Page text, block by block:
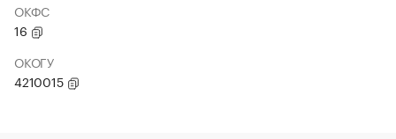
ОКФС
16
ОКОГУ
4210015